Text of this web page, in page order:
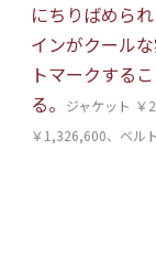
にちりばめら
インがクール
トマークする
る。
ジャケット ￥
￥1,326,600、ベル